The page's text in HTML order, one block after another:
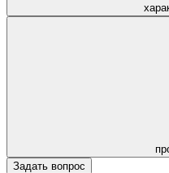
Задать вопрос